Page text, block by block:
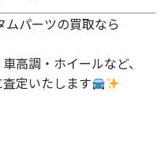
パーツの買取なら
高調・ホイールなど、
定いたします